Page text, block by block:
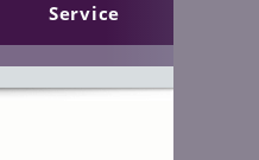
Service